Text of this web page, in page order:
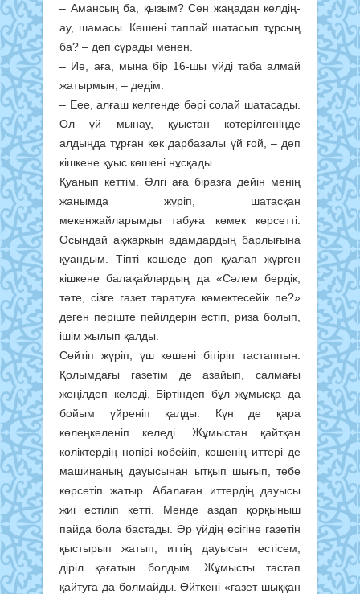
– Амансың ба, қызым? Сен жаңадан келдің-
ау, шамасы. Көшені таппай шатасып тұрсың
ба? – деп сұрады менен.
– Иә, аға, мына бір 16-шы үйді таба алмай
жатырмын, – дедім.
– Еее, алғаш келгенде бәрі солай шатасады.
Ол үй мынау, қуыстан көтерілгеніңде
алдыңда тұрған көк дарбазалы үй ғой, – деп
кішкене қуыс көшені нұсқады.
Қуанып кеттім. Әлгі аға біразға дейін менің
жанымда жүріп, шатасқан
мекенжайларымды табуға көмек көрсетті.
Осындай ақжарқын адамдардың барлығына
қуандым. Тіпті көшеде доп қуалап жүрген
кішкене балақайлардың да «Сәлем бердік,
тәте, сізге газет таратуға көмектесейік пе?»
деген періште пейілдерін естіп, риза болып,
ішім жылып қалды.
Сөйтіп жүріп, үш көшені бітіріп тастаппын.
Қолымдағы газетім де азайып, салмағы
жеңілдеп келеді. Біртіндеп бұл жұмысқа да
бойым үйреніп қалды. Күн де қара
көлеңкеленіп келеді. Жұмыстан қайтқан
көліктердің нөпірі көбейіп, көшенің иттері де
машинаның дауысынан ытқып шығып, төбе
көрсетіп жатыр. Абалаған иттердің дауысы
жиі естіліп кетті. Менде аздап қорқыныш
пайда бола бастады. Әр үйдің есігіне газетін
қыстырып жатып, иттің дауысын естісем,
діріл қағатын болдым. Жұмысты тастап
қайтуға да болмайды. Өйткені «газет шыққан